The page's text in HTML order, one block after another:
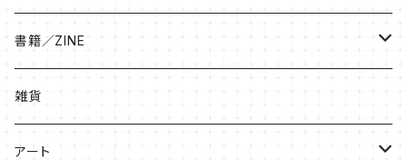
書籍／ZINE
絵本
ソングブック
雑貨
アート